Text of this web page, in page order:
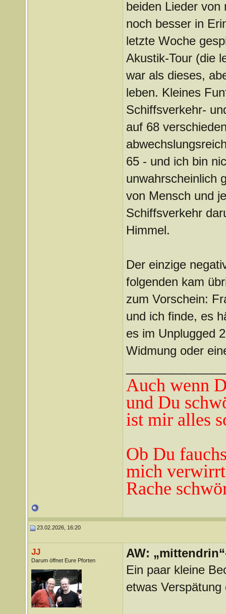
beiden Lieder
noch besser in
letzte Woche
Akustik-Tour (die
war als dieses,
leben. Kleines
Schiffsverkehr-
auf 68
65 - und ich bin
unwahrscheinlich
von Mensch und
Schiffsverkehr
Himmel.
Der einzige
folgenden kam
zum Vorschein:
und ich finde, es
es im Unplugged
Widmung oder
Auch wenn
und Du
ist mir alles
Ob Du
mich
Rache
23.02.2026, 16:20
JJ
Darum öffnet Eure Pforten
AW:
Ein paar kleine
etwas Verspätung